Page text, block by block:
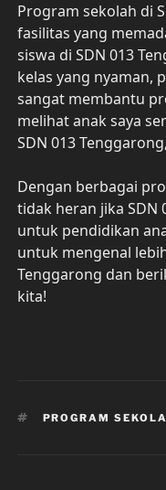
Program sekolah di
fasilitas yang
siswa di SDN 013
kelas yang nyaman,
sangat membantu
melihat anak saya
SDN 013
Dengan berbagai
tidak heran jika SDN
untuk pendidikan
untuk mengenal
Tenggarong dan
kita!
TAGS
PROGRAM